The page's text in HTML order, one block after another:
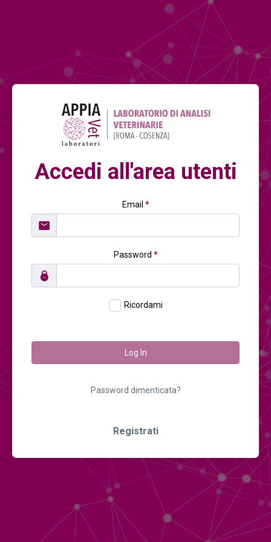
Accedi all'area utenti
Email *
Password *
Ricordami
Log In
Password dimenticata?
Registrati